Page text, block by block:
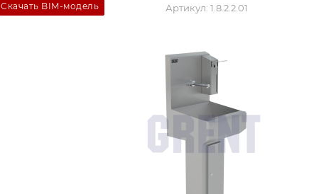
Скачать BIM-модель Артикул: 1.8.2.2.01